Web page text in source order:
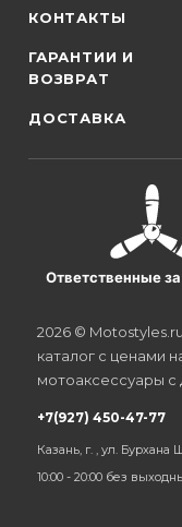
КОНТАКТЫ
ГАРАНТИИ И
ВОЗВРАТ
ДОСТАВКА
Ответственные
2026 ©
каталог с ценами
мотоаксессуары с
+7(927) 450-47-77
Казань, г. , ул.
10:00 - 20:00 без